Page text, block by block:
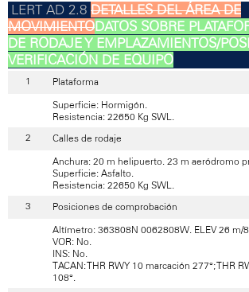
DETALLES DEL ÁREA DE
MOVIMIENTODATOS SOBRE
DE RODAJE Y EMPLAZAMIENTOS/
VERIFICACIÓN DE EQUIPO
Plataforma
Superficie: Hormigón.
Resistencia: 22650 Kg SWL.
Calles de rodaje
Anchura: 20 m helipuerto. 23 m aeródromo
Superficie: Asfalto.
Resistencia: 22650 Kg SWL.
Posiciones de comprobación
Altímetro: 363808N 0062808W. ELEV 26 m/
VOR: No.
INS: No.
TACAN: THR RWY 10 marcación 277°; THR
108°.